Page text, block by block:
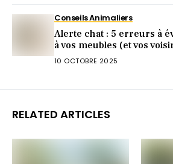
Conseils Animaliers
Alerte chat : 5 erreurs à
à vos meubles (et vos
10 OCTOBRE 2025
RELATED ARTICLES